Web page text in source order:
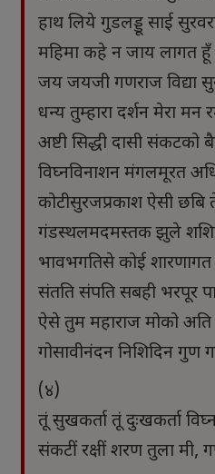
हाथ लिये गुडलड्डू साई
महिमा कहे न जाय लागत
जय जयजी गणराज विद्या
धन्य तुम्हारा दर्शन मेरा मन
अष्टी सिद्धी दासी संकटको
विघ्नविनाशन मंगलमूरत
कोटीसुरजप्रकाश ऐसी छबि
गंडस्थलमदमस्तक झुले
भावभगतिसे कोई
संतति संपति सबही भरपूर
ऐसे तुम महाराज मोको
गोसावीनंदन निशिदिन
(४)
तूं सुखकर्ता तूं दुःखकर्ता
संकटीं रक्षीं शरण तुला मी,